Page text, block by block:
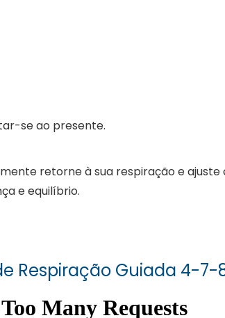
se ao presente.
retorne à sua respiração e ajuste
e equilíbrio.
Respiração Guiada 4-7-